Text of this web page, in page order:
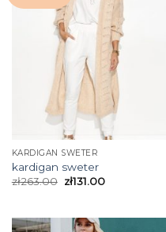
KARDIGAN SWETER
kardigan sweter
zł263.00 zł131.00